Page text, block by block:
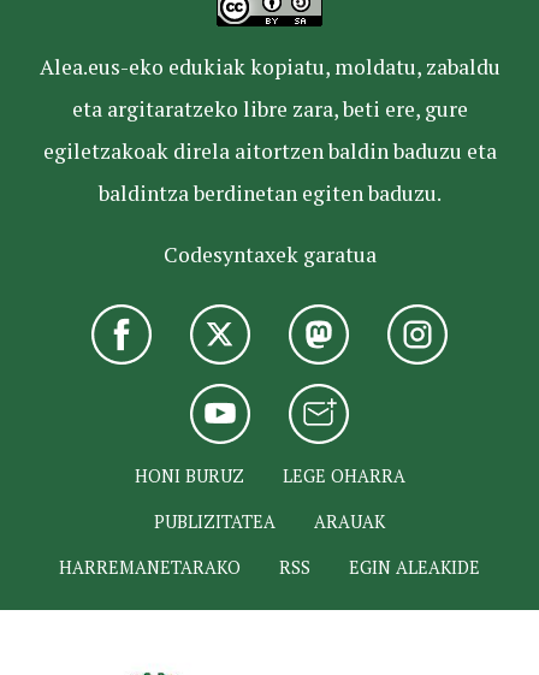
Alea.eus-eko edukiak kopiatu, moldatu, zabaldu
eta argitaratzeko libre zara, beti ere, gure
egiletzakoak direla aitortzen baldin baduzu eta
baldintza berdinetan egiten baduzu.
Codesyntaxek garatua
HONI BURUZ
LEGE OHARRA
PUBLIZITATEA
ARAUAK
HARREMANETARAKO
RSS EGIN ALEAKIDE